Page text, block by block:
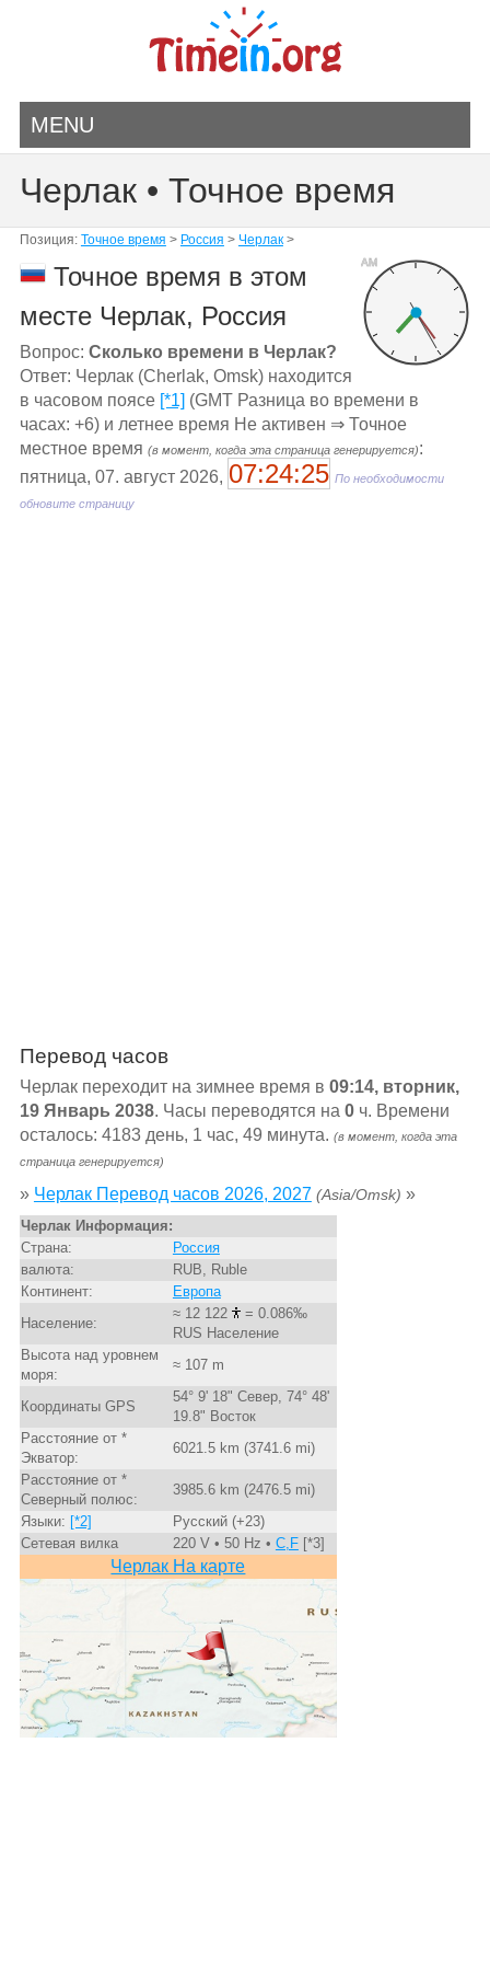
MENU
Черлак • Точное время
Позиция: Точное время > Россия > Черлак>
AM
Точное время в этом
месте Черлак, Россия
Вопрос: Сколько времени в Черлак?
Ответ: Черлак (Cherlak, Omsk) находится
в часовом поясе [*1] (GMT Разница во времени в
часах: +6) и летнее время Не активен ⇒ Точное
местное время (в момент, когда эта страница генерируется):
пятница, 07. август 2026, 07:24:25 По необходимости
обновите страницу
Перевод часов
Черлак переходит на зимнее время в 09:14, вторник,
19 Январь 2038. Часы переводятся на 0ч. Времени
осталось: 4183 день, 1 час, 49 минута. (в момент, когда эта
страница генерируется)
» Черлак Перевод часов 2026, 2027 (Asia/Omsk) »
Черлак Информация:
Страна:
Россия
валюта:
RUB, Ruble
Континент:
Европа
Население:
≈ 12 122
= 0.086‰
RUS Население
Высота над уровнем
моря:
≈ 107 m
Координаты GPS
54° 9' 18" Север, 74° 48'
19.8" Восток
Расстояние от *
Экватор:
6021.5 km (3741.6 mi)
Расстояние от *
Северный полюс:
3985.6 km (2476.5 mi)
Языки: [*2]
Русский (+23)
Сетевая вилка
220 V • 50 Hz • C,F[*3]
Черлак На карте